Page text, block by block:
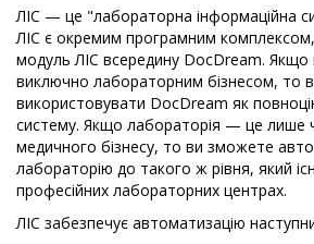
ЛІС — це "лабораторна інформаційна
ЛІС є окремим програмним
модуль ЛІС всередину DocDream. Якщо
виключно лабораторним бізнесом, то
використовувати DocDream як
систему. Якщо лабораторія — це лише
медичного бізнесу, то ви зможете
лабораторію до такого ж рівня, який
професійних лабораторних центрах.
ЛІС забезпечує автоматизацію